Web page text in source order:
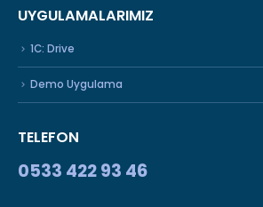
UYGULAMALARIMIZ
1C: Drive
Demo Uygulama
TELEFON
0533 422 93 46